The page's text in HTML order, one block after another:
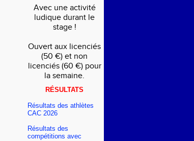
Avec une activité
ludique durant le
stage !
Ouvert aux licenciés
(50 €) et non
licenciés (60 €) pour
la semaine.
RÉSULTATS
Résultats des athlètes
CAC 2026
Résultats des
compétitions avec